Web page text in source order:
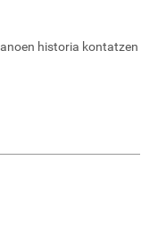
historia kontatzen